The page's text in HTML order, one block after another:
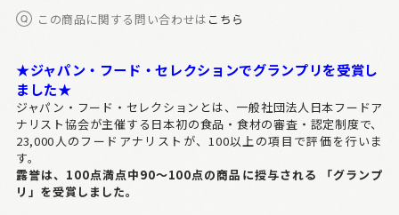
この商品に関する問い合わせは こちら
★ジャパン・フード・セレクションでグランプリを受賞し
ました★
ジャパン・フード・セレクションとは、一般社団法人日本フードア
ナリスト協会が主催する日本初の食品・食材の審査・認定制度で、
23,000人のフードアナリストが、100以上の項目で評価を行いま
す。
露誉は、100点満点中90～100点の商品に授与される 「グランプ
リ」を受賞しました。